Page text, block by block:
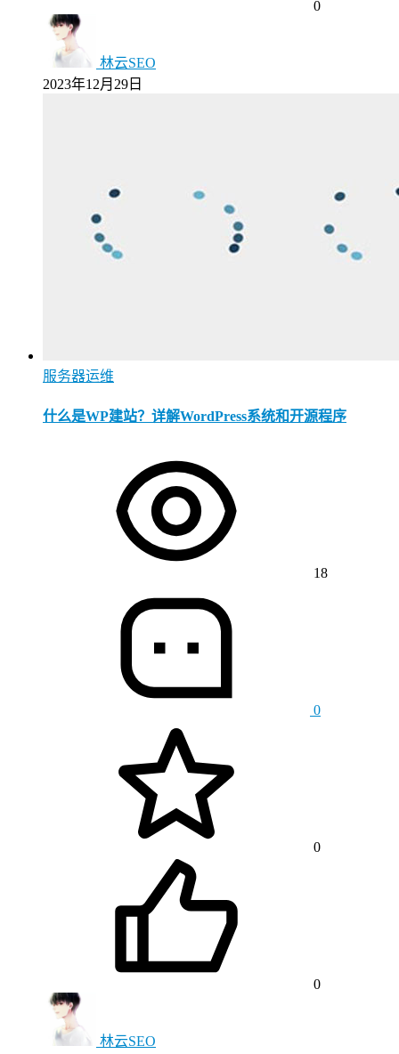
0
林云SEO
2023年12月29日
服务器运维
什么是WP建站？详解WordPress系统和开源程序
18
0
0
0
林云SEO